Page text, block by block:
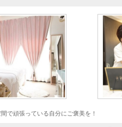
で頑張っている自分にご褒美を！